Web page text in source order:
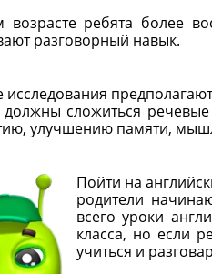
возрасте ребята более
разговорный навык.
исследования
должны сложиться
улучшению памяти,
Пойти на
родители
всего уроки
класса, но если
учиться и